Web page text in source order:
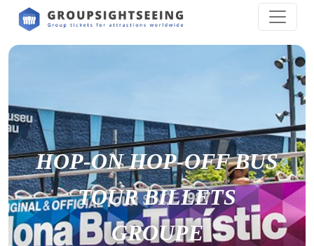
HOP-ON HOP-OFF BUS
TOUR BILLETS
GROUPE